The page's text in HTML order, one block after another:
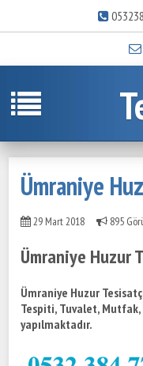
Ümraniye
29 Mart 2018 895
Ümraniye Huzur
Ümraniye Huzur
Tespiti, Tuvalet, Mutfak,
yapılmaktadır.